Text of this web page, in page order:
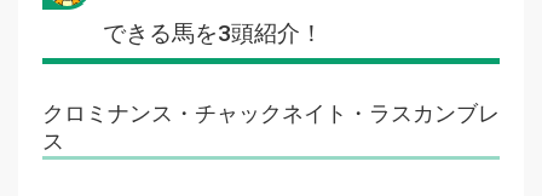
できる馬を3頭紹介！
クロミナンス・チャックネイト・ラスカンブレ
ス